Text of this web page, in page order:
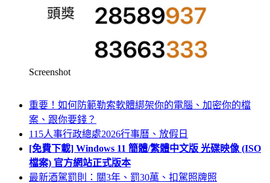
Screenshot
重要！如何防範勒索軟體綁架你的電腦、加密你的檔
案、跟你要錢？
115人事行政總處2026行事曆、放假日
[免費下載] Windows 11 簡體/繁體中文版 光碟映像 (ISO
檔案) 官方網站正式版本
最新酒駕罰則：關3年、罰30萬、扣駕照牌照